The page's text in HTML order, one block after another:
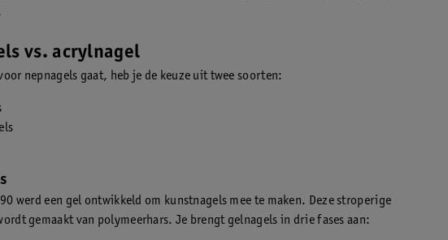
vs. acrylnagel
nepnagels gaat, heb je de keuze uit twee soorten:
werd een gel ontwikkeld om kunstnagels mee te maken. Deze stroperige
gemaakt van polymeerhars. Je brengt gelnagels in drie fases aan: